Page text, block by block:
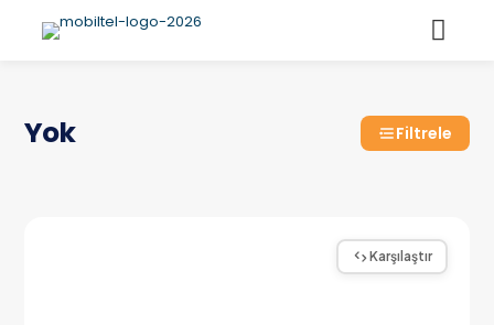
Yok Filtrele
Karşılaştır